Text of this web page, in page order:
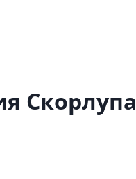
Скорлупа